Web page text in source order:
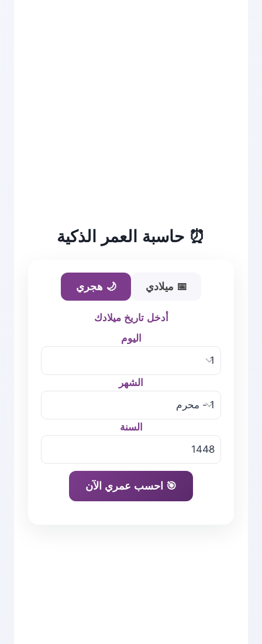
⏰ حاسبة العمر الذكية
📅 ميلادي 🌙 هجري
أدخل تاريخ ميلادك
اليوم
الشهر
السنة
🎯 احسب عمري الآن